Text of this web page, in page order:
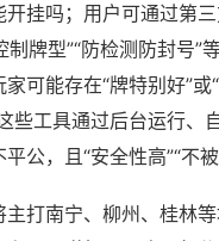
开挂吗；用户可通过第
制牌型”“防检测防封号”
可能存在“牌特别好”或
些工具通过后台运行、
公，且“安全性高”“不被
主打南宁、柳州、桂林